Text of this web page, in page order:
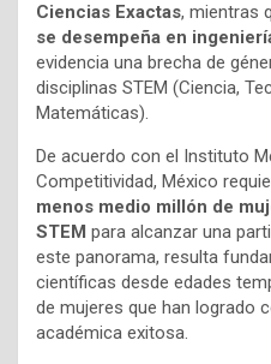
Ciencias Exactas, mientras
se desempeña en
evidencia una brecha de
disciplinas STEM (Ciencia,
Matemáticas).
De acuerdo con el Instituto
Competitividad, México
menos medio millón de
STEM para alcanzar una
este panorama, resulta
científicas desde edades
de mujeres que han logrado
académica exitosa.